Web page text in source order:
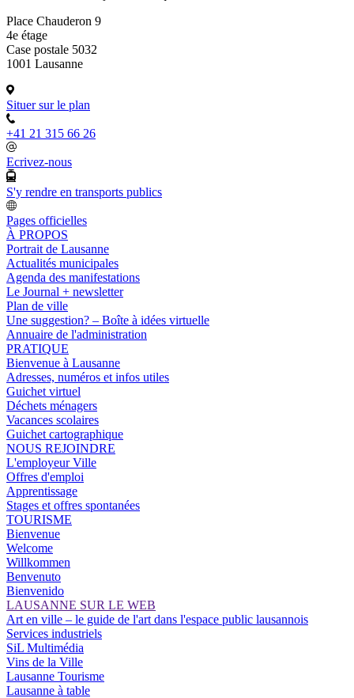
Place Chauderon 9
4e étage
Case postale 5032
1001 Lausanne
Situer sur le plan
+41 21 315 66 26
Ecrivez-nous
S'y rendre en transports publics
Pages officielles
À PROPOS
Portrait de Lausanne
Actualités municipales
Agenda des manifestations
Le Journal + newsletter
Plan de ville
Une suggestion? – Boîte à idées virtuelle
Annuaire de l'administration
PRATIQUE
Bienvenue à Lausanne
Adresses, numéros et infos utiles
Guichet virtuel
Déchets ménagers
Vacances scolaires
Guichet cartographique
NOUS REJOINDRE
L'employeur Ville
Offres d'emploi
Apprentissage
Stages et offres spontanées
TOURISME
Bienvenue
Welcome
Willkommen
Benvenuto
Bienvenido
LAUSANNE SUR LE WEB
Art en ville – le guide de l'art dans l'espace public lausannois
Services industriels
SiL Multimédia
Vins de la Ville
Lausanne Tourisme
Lausanne à table